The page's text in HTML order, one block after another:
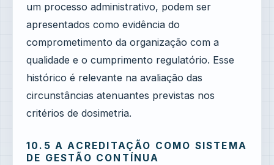
um processo administrativo, podem ser
apresentados como evidência do
comprometimento da organização com a
qualidade e o cumprimento regulatório. Esse
histórico é relevante na avaliação das
circunstâncias atenuantes previstas nos
critérios de dosimetria.
10.5 A ACREDITAÇÃO COMO SISTEMA
DE GESTÃO CONTÍNUA